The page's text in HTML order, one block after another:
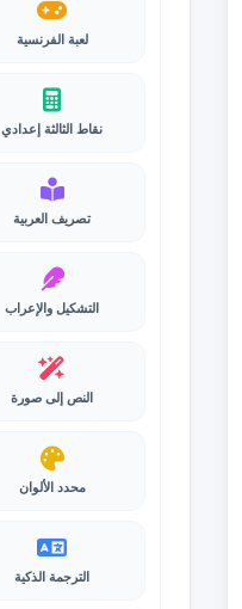
لعبة الفرنسية
نقاط الثالثة إعدادي
تصريف العربية
التشكيل والإعراب
النص إلى صورة
محدد الألوان
الترجمة الذكية